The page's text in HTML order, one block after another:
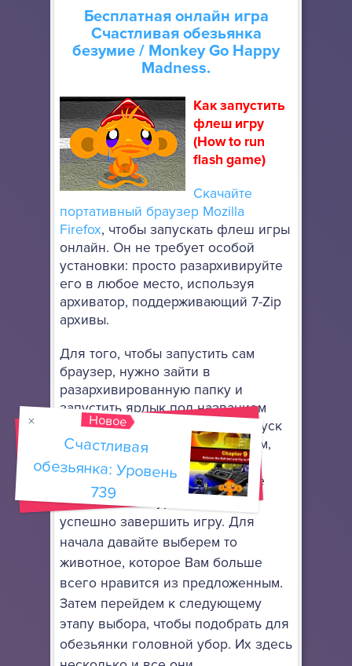
Бесплатная онлайн игра
Счастливая обезьянка
безумие / Monkey Go Happy
Madness.
Как запустить
флеш игру
(How to run
flash game)
Скачайте
портативный браузер Mozilla
Firefox, чтобы запускать флеш игры
онлайн. Он не требует особой
установки: просто разархивируйте
его в любое место, используя
архиватор, поддерживающий 7-Zip
архивы.
Для того, чтобы запустить сам
браузер, нужно зайти в
разархивированную папку и
запустить ярлык под названием
FirefoxPortable.exe
(первый запуск
может быть немного медленным,
если у вас слабый Интернет).
Вам нужно пройти до конца все
двадцать семь уровней, чтобы
успешно завершить игру. Для
начала давайте выберем то
животное, которое Вам больше
всего нравится из предложенным.
Затем перейдем к следующему
этапу выбора, чтобы подобрать для
обезьянки головной убор. Их здесь
Новое
Счастливая
обезьянка: Уровень
739